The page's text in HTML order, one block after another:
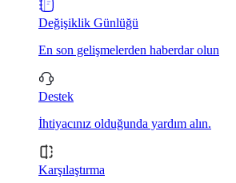
Değişiklik Günlüğü
En son gelişmelerden haberdar olun
Destek
İhtiyacınız olduğunda yardım alın.
Karşılaştırma